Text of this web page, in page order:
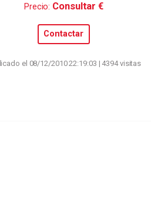
Precio: Consultar €
Contactar
el 08/12/2010 22:19:03 | 4394 visitas